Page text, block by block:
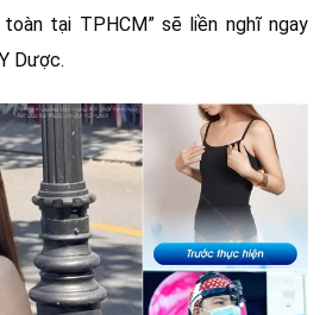
toàn tại TPHCM” sẽ liền nghĩ ngay
Dược.